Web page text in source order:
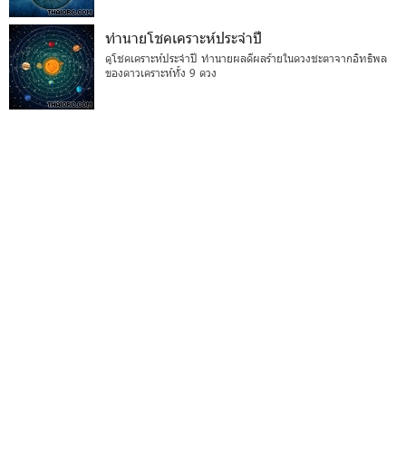
ทำนายโชคเคราะห์ประจำปี
ดูโชคเคราะห์ประจำปี ทำนายผลดีผลร้ายในดวงชะตาจากอิทธิพล
ของดาวเคราะห์ทั้ง 9 ดวง